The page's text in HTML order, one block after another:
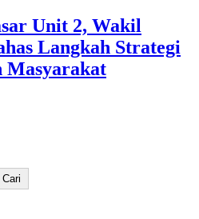
Unit 2, Wakil
Langkah Strategi
Masyarakat
Cari